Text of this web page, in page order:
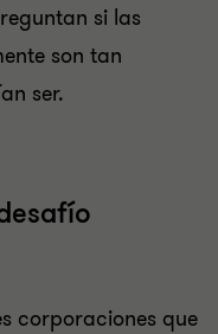
si las
son tan
ser.
corporaciones que